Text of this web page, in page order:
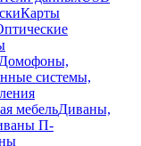
Карты
Домофоны,
системы,
мебельДиваны,
П-